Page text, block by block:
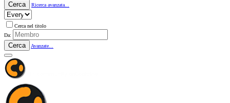
Cerca Ricerca avanzata...
Cerca nel titolo
Da:
Cerca Avanzate...